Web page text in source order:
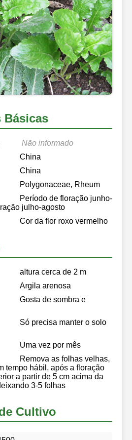
Básicas
Não informado
China
China
Polygonaceae, Rheum
Período de floração junho-
julho-agosto
Cor da flor roxo vermelho
altura cerca de 2 m
Argila arenosa
Gosta de sombra e
Só precisa manter o solo
Uma vez por mês
Remova as folhas velhas,
tempo hábil, após a floração
a partir de 5 cm acima da
3-5 folhas
Cultivo